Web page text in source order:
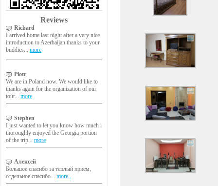
Reviews
Richard
I arrived home last night after a very nice
introduction to Azerbaijan thanks to your
buddies... more
Piotr
We are in Poland now. We would like to
thanks again for the organization of our
tour... more
Stephen
I just wanted to let you know how much i
thoroughly enjoyed the Georgia portion
of the trip... more
Алексей
Большое спасибо за теплый прием,
отдельное спасибо... more..